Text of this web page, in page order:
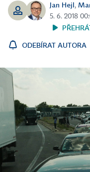
Jan Hejl,
5. 6. 2018
ODEBÍRAT AUTORA